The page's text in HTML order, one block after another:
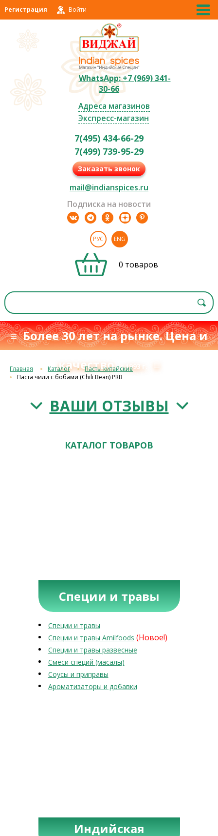
Регистрация Войти
WhatsApp: +7 (969) 341-
30-66
Адреса магазинов
Экспресс-магазин
7(495) 434-66-29
7(499) 739-95-29
Заказать звонок
mail@indianspices.ru
Подписка на новости
РУС ENG
0 товаров
≡ Более 30 лет на рынке. Цена и
качествос 1993 г. ≡
Главная Каталог
Пасты китайские
Паста чили с бобами (Chili Bean) PRB
ВАШИ ОТЗЫВЫ
КАТАЛОГ ТОВАРОВ
Специи и травы
Специи и травы
Специи и травы Amilfoods (Новое!)
Специи и травы развесные
Смеси специй (масалы)
Соусы и приправы
Ароматизаторы и добавки
Индийская